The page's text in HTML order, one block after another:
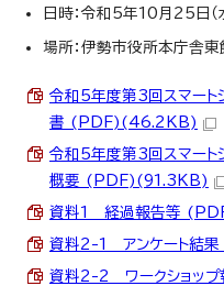
日時：令和5年10月25日（
場所：伊勢市役所本庁舎
令和5年度第3回スマー
書 (PDF)(46.2KB)
令和5年度第3回スマー
概要 (PDF)(91.3KB)
資料1 経過報告等
資料2-1 アンケート結
資料2-2 ワークショッ